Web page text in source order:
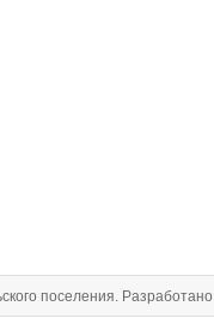
поселения.